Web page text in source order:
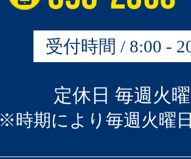
受付時間 / 8:00 -
定休日 毎週火
※時期により毎週火曜